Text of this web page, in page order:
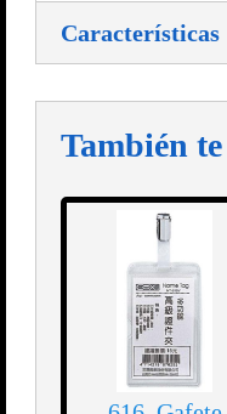
Características
También